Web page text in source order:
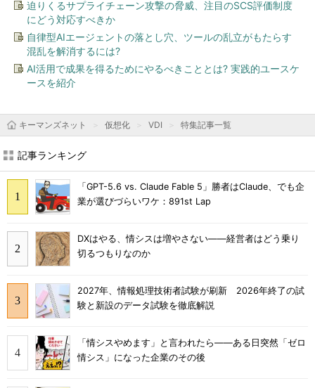
迫りくるサプライチェーン攻撃の脅威、注目のSCS評価制度
にどう対応すべきか
自律型AIエージェントの落とし穴、ツールの乱立がもたらす
混乱を解消するには?
AI活用で成果を得るためにやるべきこととは? 実践的ユースケ
ースを紹介
キーマンズネット 仮想化 VDI 特集記事一覧
記事ランキング
「GPT-5.6 vs. Claude Fable 5」勝者はClaude、でも企
業が選びづらいワケ：891st Lap
DXはやる、情シスは増やさない――経営者はどう乗り
切るつもりなのか
2027年、情報処理技術者試験が刷新 2026年終了の試
験と新設のデータ試験を徹底解説
「情シスやめます」と言われたら――ある日突然「ゼロ
情シス」になった企業のその後